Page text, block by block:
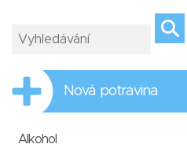
Nová potravina
Alkohol